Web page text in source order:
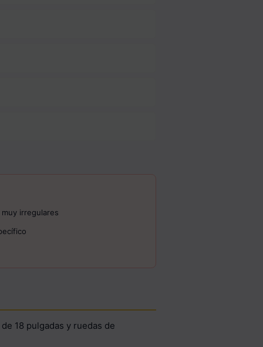
irregulares
18 pulgadas y ruedas de